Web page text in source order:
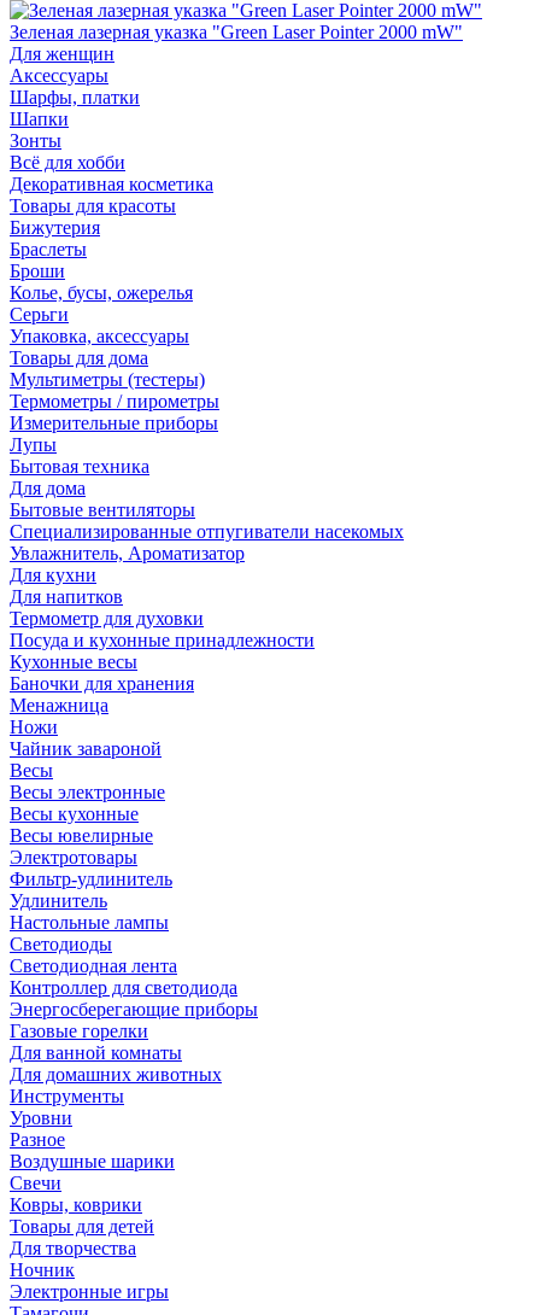
Зеленая лазерная указка "Green Laser Pointer 2000 mW"
Для женщин
Аксессуары
Шарфы, платки
Шапки
Зонты
Всё для хобби
Декоративная косметика
Товары для красоты
Бижутерия
Браслеты
Броши
Колье, бусы, ожерелья
Серьги
Упаковка, аксессуары
Товары для дома
Мультиметры (тестеры)
Термометры / пирометры
Измерительные приборы
Лупы
Бытовая техника
Для дома
Бытовые вентиляторы
Специализированные отпугиватели насекомых
Увлажнитель, Ароматизатор
Для кухни
Для напитков
Термометр для духовки
Посуда и кухонные принадлежности
Кухонные весы
Баночки для хранения
Менажница
Ножи
Чайник завароной
Весы
Весы электронные
Весы кухонные
Весы ювелирные
Электротовары
Фильтр-удлинитель
Удлинитель
Настольные лампы
Светодиоды
Светодиодная лента
Контроллер для светодиода
Энергосберегающие приборы
Газовые горелки
Для ванной комнаты
Для домашних животных
Инструменты
Уровни
Разное
Воздушные шарики
Свечи
Ковры, коврики
Товары для детей
Для творчества
Ночник
Электронные игры